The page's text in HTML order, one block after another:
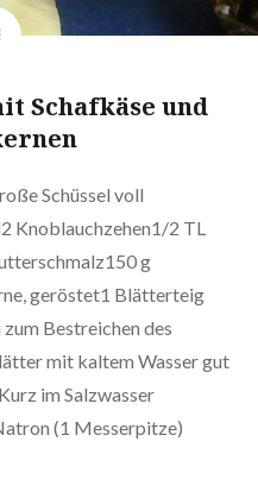
Schafkäse und
Schüssel voll
Knoblauchzehen1/2 TL
g
geröstet1 Blätterteig
Bestreichen des
mit kaltem Wasser gut
im Salzwasser
(1 Messerpitze)